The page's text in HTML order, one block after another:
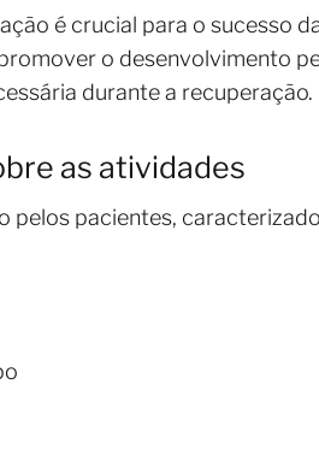
é crucial para o sucesso
o desenvolvimento
durante a recuperação.
as atividades
pelos pacientes,